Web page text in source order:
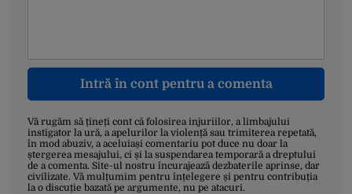
Intră în cont pentru a comenta
Vă rugăm să țineți cont că folosirea injuriilor, a limbajului
instigator la ură, a apelurilor la violență sau trimiterea repetată,
în mod abuziv, a aceluiași comentariu pot duce nu doar la
ștergerea mesajului, ci și la suspendarea temporară a dreptului
de a comenta. Site-ul nostru încurajează dezbaterile aprinse, dar
civilizate. Vă mulțumim pentru înțelegere și pentru contribuția
la o discuție bazată pe argumente, nu pe atacuri.